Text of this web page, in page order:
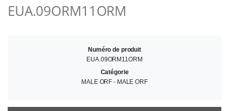
EUA.09ORM11ORM
Numéro de produit
EUA.09ORM11ORM
Catégorie
MALE ORF - MALE ORF